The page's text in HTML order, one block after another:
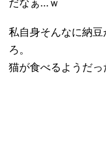
だなぁ…ｗ
私自身そんなに納
ろ。
猫が食べるようだっ